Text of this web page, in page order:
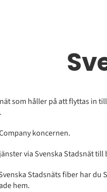
som håller på att flyttas in
.
koncernen.
via Svenska Stadsnät
Stadsnäts fiber har
hem.